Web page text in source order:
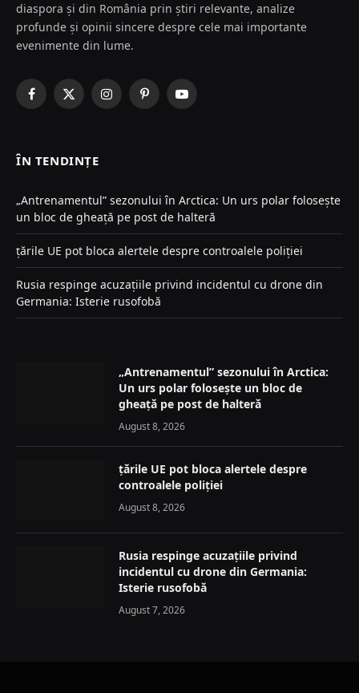
diaspora și din România prin știri relevante, analize
profunde și opinii sincere despre cele mai importante
evenimente din lume.
Facebook
X
InstagramPinterestYouTube
ÎN TENDINȚE
„Antrenamentul” sezonului în Arctica: Un urs polar folosește
un bloc de gheață pe post de halteră
țările UE pot bloca alertele despre controalele poliției
Rusia respinge acuzațiile privind incidentul cu drone din
Germania: Isterie rusofobă
„Antrenamentul” sezonului în Arctica:
Un urs polar folosește un bloc de
gheață pe post de halteră
August 8, 2026
țările UE pot bloca alertele despre
controalele poliției
August 8, 2026
Rusia respinge acuzațiile privind
incidentul cu drone din Germania:
Isterie rusofobă
August 7, 2026